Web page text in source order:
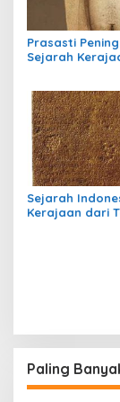
Prasasti
Sejarah
Sejarah
Kerajaan dari
Paling